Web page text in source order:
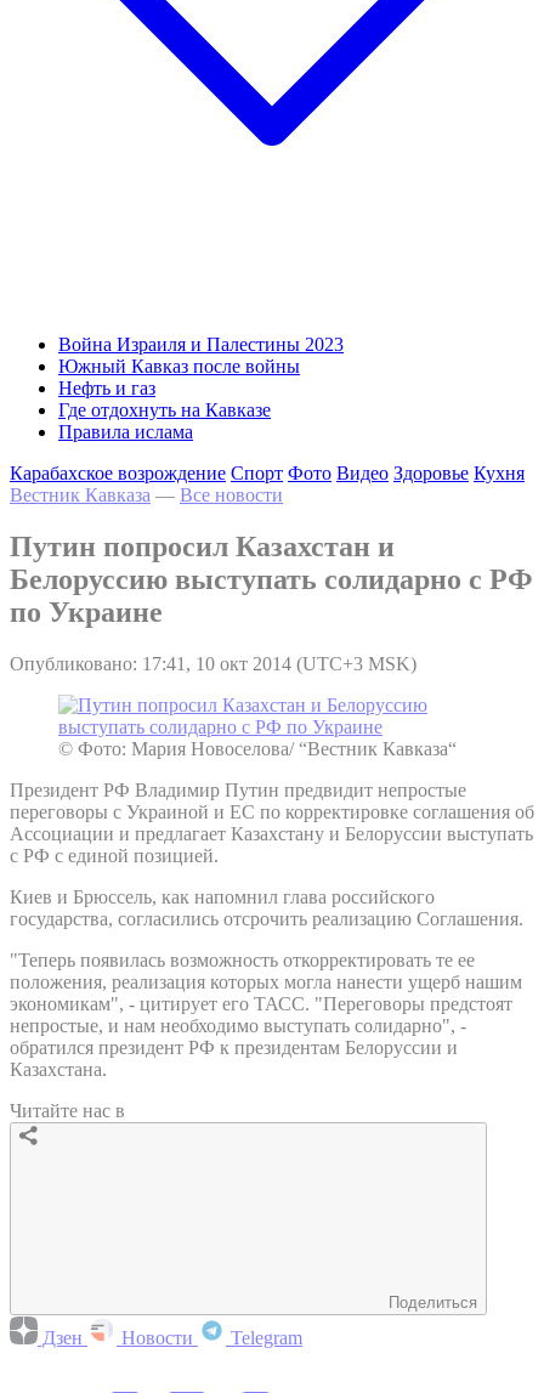
Война Израиля и Палестины 2023
Южный Кавказ после войны
Нефть и газ
Где отдохнуть на Кавказе
Правила ислама
Карабахское возрождение Спорт Фото Видео Здоровье Кухня
Вестник Кавказа — Все новости
Путин попросил Казахстан и
Белоруссию выступать солидарно с РФ
по Украине
Опубликовано: 17:41, 10 окт 2014 (UTC+3 MSK)
© Фото: Мария Новоселова/ “Вестник Кавказа“
Президент РФ Владимир Путин предвидит непростые
переговоры с Украиной и ЕС по корректировке соглашения об
Ассоциации и предлагает Казахстану и Белоруссии выступать
с РФ с единой позицией.
Киев и Брюссель, как напомнил глава российского
государства, согласились отсрочить реализацию Соглашения.
"Теперь появилась возможность откорректировать те ее
положения, реализация которых могла нанести ущерб нашим
экономикам", - цитирует его ТАСС. "Переговоры предстоят
непростые, и нам необходимо выступать солидарно", -
обратился президент РФ к президентам Белоруссии и
Казахстана.
Читайте нас в
Поделиться
Дзен Новости Telegram